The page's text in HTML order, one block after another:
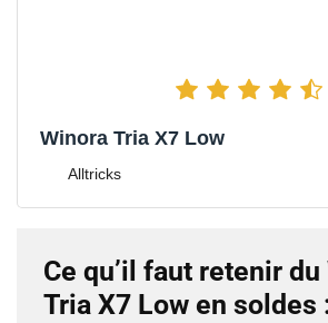
Winora Tria X7 Low
Alltricks
Ce qu’il faut retenir
Tria X7 Low en soldes